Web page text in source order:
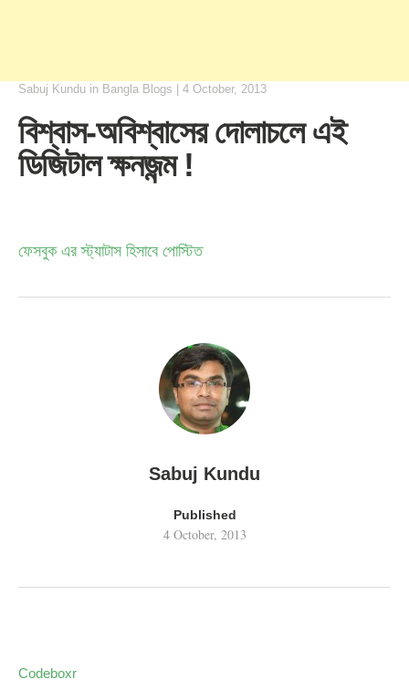
Sabuj Kundu in Bangla Blogs 4 October, 2013
বিশ্বাস-অবিশ্বাসের দোলাচলে এই
ডিজিটাল ক্ষনজন্ম !
ফেসবুক এর স্ট্যাটাস হিসাবে পোস্টিত
Sabuj Kundu
Published
4 October, 2013
Codeboxr